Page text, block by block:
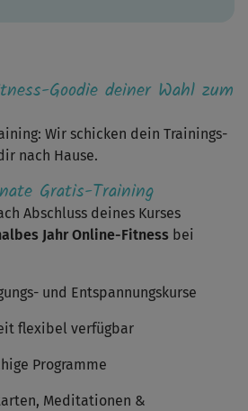
Goodie deiner Wahl zum
Wir schicken dein Trainings-
nach Hause.
Gratis-Training
Abschluss deines Kurses
Jahr Online-Fitness bei
und Entspannungskurse
flexibel verfügbar
Programme
Meditationen &